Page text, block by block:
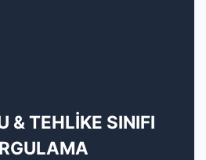
& TEHLİKE SINIFI